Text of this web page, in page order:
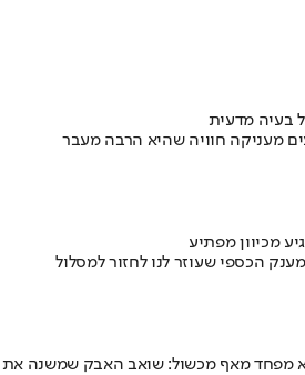
בעיה מדעית
מעניקה חוויה שהיא הרבה מעבר
מכיוון מפתיע
הכספי שעוזר לנו לחזור למסלול
מפחד מאף מכשול: שואב האבק שמשנה את